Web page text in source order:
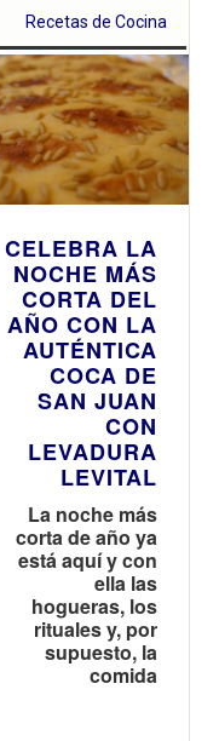
Recetas de Cocina
CELEBRA LA
NOCHE MÁS
CORTA DEL
AÑO CON LA
AUTÉNTICA
COCA DE
SAN JUAN
CON
LEVADURA
LEVITAL
La noche más
corta de año ya
está aquí y con
ella las
hogueras, los
rituales y, por
supuesto, la
comida